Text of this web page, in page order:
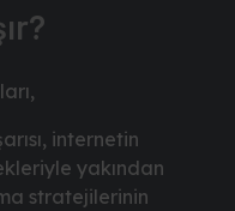
internetin
yakından
stratejilerinin